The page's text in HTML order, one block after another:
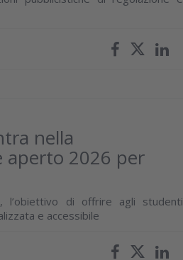
nella
aperto 2026 per
l’obiettivo di offrire agli studenti
e accessibile